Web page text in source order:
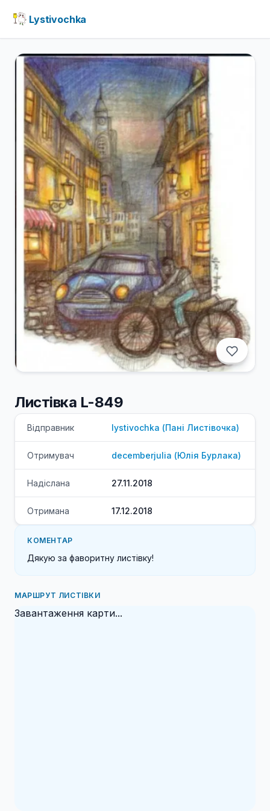
Lystivochka
Листівка L-849
Відправник lystivochka (Пані Листівочка)
Отримувач decemberjulia (Юлія Бурлака)
Надіслана 27.11.2018
Отримана 17.12.2018
КОМЕНТАР
Дякую за фаворитну листівку!
МАРШРУТ ЛИСТІВКИ
Завантаження карти...